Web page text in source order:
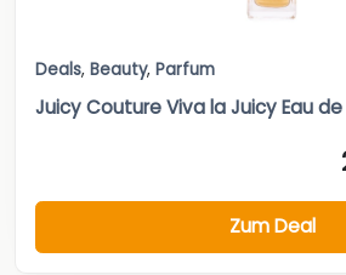
Deals, Beauty, Parfum
Juicy Couture Viva la Juicy Eau
Zum Deal